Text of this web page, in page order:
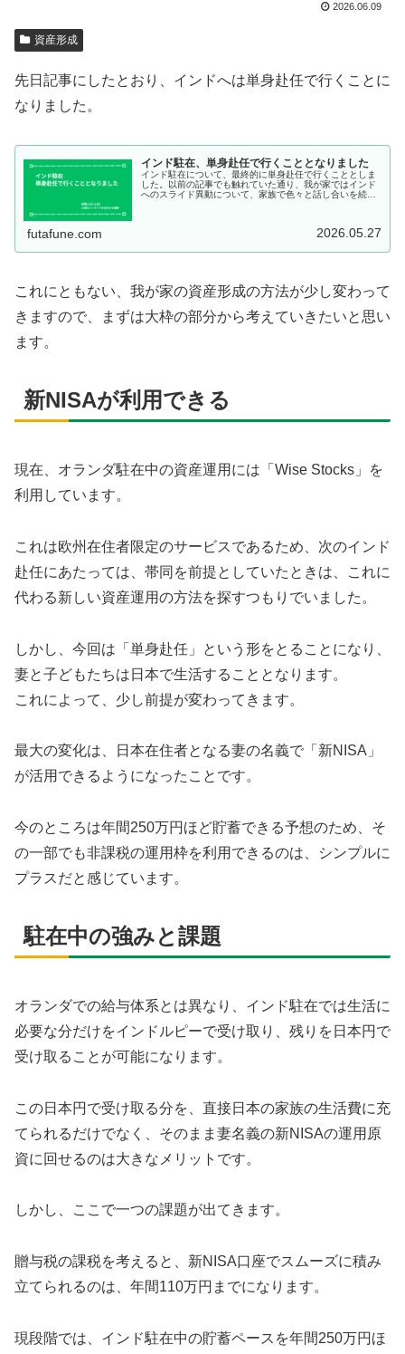
2026.06.09
資産形成
先日記事にしたとおり、インドへは単身赴任で行くことに
なりました。
インド駐在、単身赴任で行くこととなりました
インド駐在について、最終的に単身赴任で行くこととしま
した。以前の記事でも触れていた通り、我が家ではインド
へのスライド異動について、家族で色々と話し合いを続け
futafune.com 2026.05.27
これにともない、我が家の資産形成の方法が少し変わって
きますので、まずは大枠の部分から考えていきたいと思い
ます。
新NISAが利用できる
現在、オランダ駐在中の資産運用には「Wise Stocks」を
利用しています。
これは欧州在住者限定のサービスであるため、次のインド
赴任にあたっては、帯同を前提としていたときは、これに
代わる新しい資産運用の方法を探すつもりでいました。
しかし、今回は「単身赴任」という形をとることになり、
妻と子どもたちは日本で生活することとなります。
これによって、少し前提が変わってきます。
最大の変化は、日本在住者となる妻の名義で「新NISA」
が活用できるようになったことです。
今のところは年間250万円ほど貯蓄できる予想のため、そ
の一部でも非課税の運用枠を利用できるのは、シンプルに
プラスだと感じています。
駐在中の強みと課題
オランダでの給与体系とは異なり、インド駐在では生活に
必要な分だけをインドルピーで受け取り、残りを日本円で
受け取ることが可能になります。
この日本円で受け取る分を、直接日本の家族の生活費に充
てられるだけでなく、そのまま妻名義の新NISAの運用原
資に回せるのは大きなメリットです。
しかし、ここで一つの課題が出てきます。
贈与税の課税を考えると、新NISA口座でスムーズに積み
立てられるのは、年間110万円までになります。
現段階では、インド駐在中の貯蓄ペースを年間250万円ほ